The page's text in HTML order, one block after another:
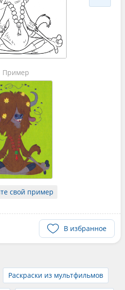
Пример
свой пример
В избранное
Раскраски из мультфильмов